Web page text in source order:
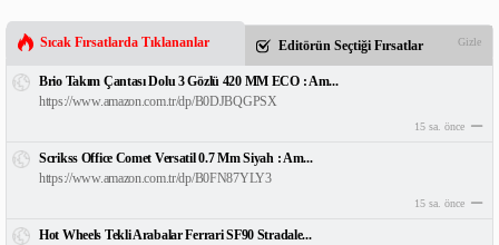
Sıcak Fırsatlarda Tıklananlar Editörün Seçtiği Fırsatlar Gizle
Brio Takım Çantası Dolu 3 Gözlü 420 MM ECO : Am...
https://www.amazon.com.tr/dp/B0DJBQGPSX
15 sa. önce
Scrikss Office Comet Versatil 0.7 Mm Siyah : Am...
https://www.amazon.com.tr/dp/B0FN87YLY3
15 sa. önce
Hot Wheels Tekli Arabalar Ferrari SF90 Stradale...